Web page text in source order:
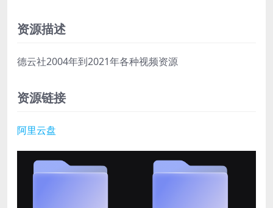
资源描述
德云社2004年到2021年各种视频资源
资源链接
阿里云盘